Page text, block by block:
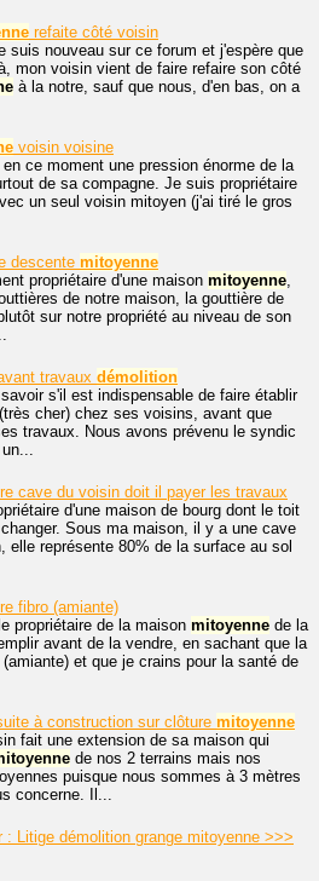
refaite côté voisin
suis nouveau sur ce forum et j'espère que
mon voisin vient de faire refaire son côté
à la notre, sauf que nous, d'en bas, on a
voisin voisine
ce moment une pression énorme de la
de sa compagne. Je suis propriétaire
un seul voisin mitoyen (j'ai tiré le gros
descente mitoyenne
propriétaire d'une maison mitoyenne,
de notre maison, la gouttière de
sur notre propriété au niveau de son
travaux démolition
s'il est indispensable de faire établir
cher) chez ses voisins, avant que
travaux. Nous avons prévenu le syndic
cave du voisin doit il payer les travaux
d'une maison de bourg dont le toit
Sous ma maison, il y a une cave
elle représente 80% de la surface au sol
fibro (amiante)
propriétaire de la maison mitoyenne de la
avant de la vendre, en sachant que la
et que je crains pour la santé de
à construction sur clôture mitoyenne
fait une extension de sa maison qui
de nos 2 terrains mais nos
puisque nous sommes à 3 mètres
concerne. Il...
Litige démolition grange mitoyenne >>>